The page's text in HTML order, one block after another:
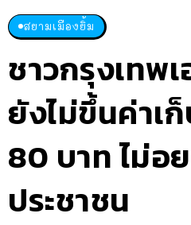
สยามเมืองยิ้ม
ชาวกรุงเทพ
ยังไม่ขึ้นค่าเ
80 บาท ไม่อ
ประชาชน